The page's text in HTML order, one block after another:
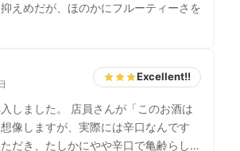
えめだが、ほのかにフルーティーさを
Excellent!!
しました。 店員さんが「このお酒は
像しますが、実際には辛口なんです
だき、たしかにやや辛口で亀齢らしい